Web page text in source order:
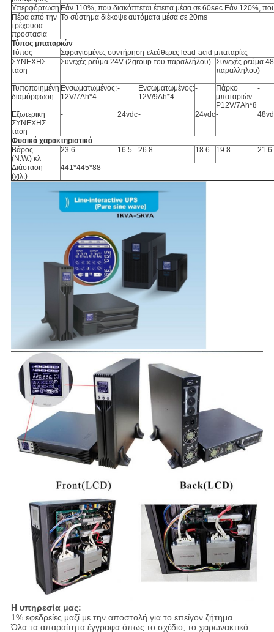
Υπερφόρτωση Εάν 110%, που διακόπτεται έπειτα μέσα σε 60sec Εάν 120%,
Πέρα από την
τρέχουσα
προστασία
Το σύστημα διέκοψε αυτόματα μέσα σε 20ms
Τύπος μπαταριών
Τύπος
Σφραγισμένες συντήρηση-ελεύθερες lead-acid μπαταρίες
ΣΥΝΕΧΗΣ
τάση
Συνεχές ρεύμα 24V (2group του παραλλήλου) Συνεχές ρεύμα
παραλλήλου)
Τυποποιημένη
διαμόρφωση
Ενσωματωμένος:
12V/7Ah*4
-
Ενσωματωμένος:
12V/9Ah*4
-
Πάρκο
μπαταριών:
P12V/7Ah*8
-
Εξωτερική
ΣΥΝΕΧΗΣ
τάση
- 24vdc- 24vdc-
Φυσικά χαρακτηριστικά
Βάρος
(N.W.) κλ
23.6 16.5 26.8 18.6 19.8 21.6
Διάσταση
(χιλ.)
441*445*88
Η υπηρεσία μας:
1% εφεδρείες μαζί με την αποστολή για το επείγον ζήτημα.
Όλα τα απαραίτητα έγγραφα όπως το σχέδιο, το χειρωνακτικό